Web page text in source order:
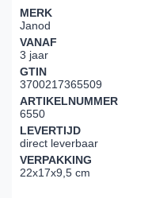
MERK
Janod
VANAF
3 jaar
GTIN
3700217365509
ARTIKELNUMMER
6550
LEVERTIJD
direct leverbaar
VERPAKKING
22x17x9,5 cm